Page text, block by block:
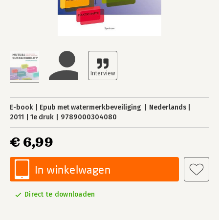
E-book Epub met watermerkbeveiliging
Nederlands
2011
1e druk 9789000304080
€ 6,99
In winkelwagen
Direct te downloaden